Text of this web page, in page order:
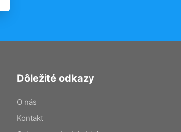
Dôležité odkazy
O nás
Kontakt